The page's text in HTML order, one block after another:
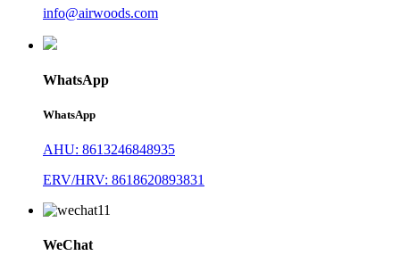
info@airwoods.com
WhatsApp
WhatsApp
AHU: 8613246848935
ERV/HRV: 8618620893831
WeChat